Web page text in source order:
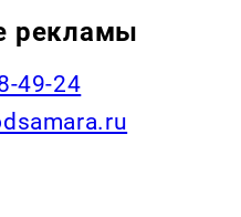
рекламы
49-24